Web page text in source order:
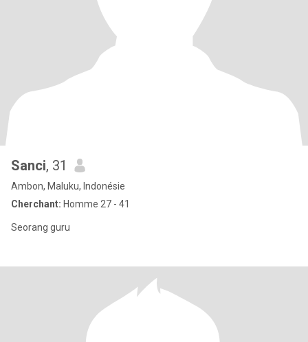
Sanci, 31
Ambon, Maluku, Indonésie
Cherchant: Homme 27 - 41
Seorang guru